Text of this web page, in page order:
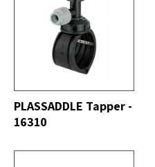
PLASSADDLE Tapper -
16310